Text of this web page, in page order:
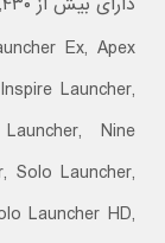
Ex, Apex
Launcher,
Nine
Solo Launcher,
Launcher HD,